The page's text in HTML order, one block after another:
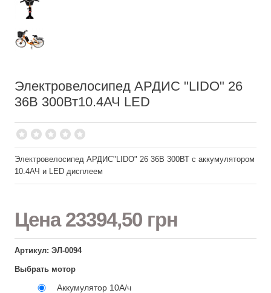
Электровелосипед АРДИС "LIDO" 26
36В 300Вт10.4АЧ LED
Электровелосипед АРДИС"LIDO" 26 36В 300ВТ с аккумулятором
10.4АЧ и LED дисплеем
Цена23394,50 грн
Артикул: ЭЛ-0094
Выбрать мотор
Аккумулятор 10А/ч